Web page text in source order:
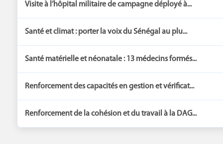
Visite à l’hôpital militaire de campagne déployé à...
Santé et climat : porter la voix du Sénégal au plu...
Santé matérielle et néonatale : 13 médecins formés...
Renforcement des capacités en gestion et vérificat...
Renforcement de la cohésion et du travail à la DAG...